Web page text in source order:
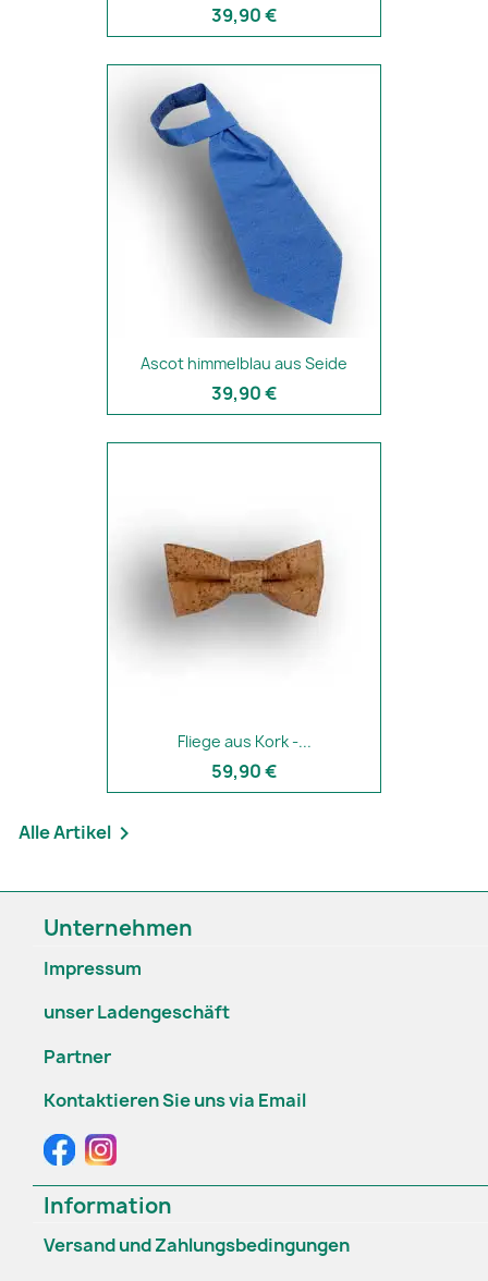
39,90 €
Ascot himmelblau aus Seide
39,90 €
Fliege aus Kork -...
59,90 €
Alle Artikel
Unternehmen
Impressum
unser Ladengeschäft
Partner
Kontaktieren Sie uns via Email
Information
Versand und Zahlungsbedingungen